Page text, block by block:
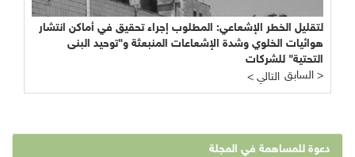
لتقليل الخطر الإشعاعي: المطلوب إجراء تحقيق في أماكن انتشار
هوائيات الخلوي وشدة الإشعاعات المنبعثة و"توحيد البنى
التحتية" للشركات
< التالي
السابق >
دعوة للمساهمة في المجلة